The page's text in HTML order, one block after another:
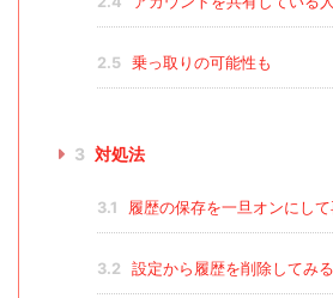
2.5 乗っ取りの可能性も
3 対処法
3.1 履歴の保存を一旦オンにし
3.2 設定から履歴を削除してみる